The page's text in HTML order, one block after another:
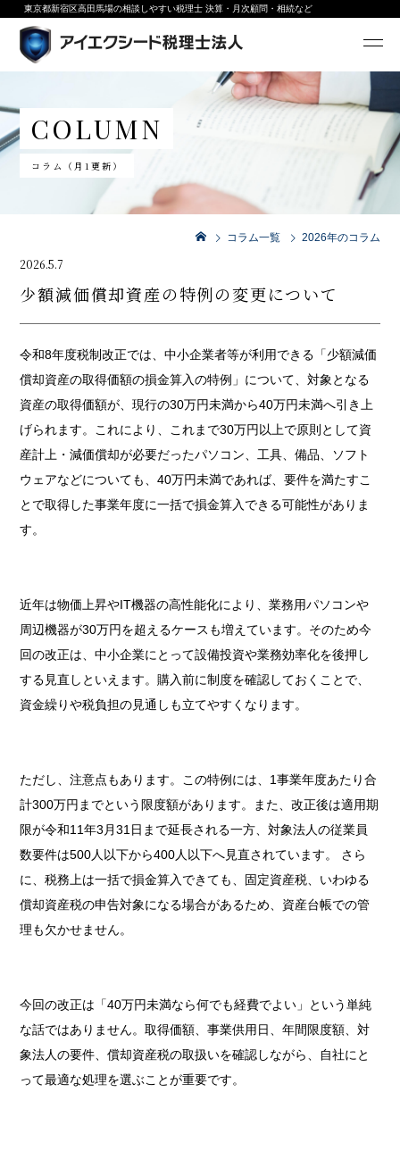
東京都新宿区高田馬場の相談しやすい税理士 決算・月次顧問・相続など
COLUMN
コラム（月1更新）
コラム一覧 2026年のコラム
2026.5.7
少額減価償却資産の特例の変更について
令和8年度税制改正では、中小企業者等が利用できる「少額減価
償却資産の取得価額の損金算入の特例」について、対象となる
資産の取得価額が、現行の30万円未満から40万円未満へ引き上
げられます。これにより、これまで30万円以上で原則として資
産計上・減価償却が必要だったパソコン、工具、備品、ソフト
ウェアなどについても、40万円未満であれば、要件を満たすこ
とで取得した事業年度に一括で損金算入できる可能性がありま
す。
近年は物価上昇やIT機器の高性能化により、業務用パソコンや
周辺機器が30万円を超えるケースも増えています。そのため今
回の改正は、中小企業にとって設備投資や業務効率化を後押し
する見直しといえます。購入前に制度を確認しておくことで、
資金繰りや税負担の見通しも立てやすくなります。
ただし、注意点もあります。この特例には、1事業年度あたり合
計300万円までという限度額があります。また、改正後は適用期
限が令和11年3月31日まで延長される一方、対象法人の従業員
数要件は500人以下から400人以下へ見直されています。 さら
に、税務上は一括で損金算入できても、固定資産税、いわゆる
償却資産税の申告対象になる場合があるため、資産台帳での管
理も欠かせません。
今回の改正は「40万円未満なら何でも経費でよい」という単純
な話ではありません。取得価額、事業供用日、年間限度額、対
象法人の要件、償却資産税の取扱いを確認しながら、自社にと
って最適な処理を選ぶことが重要です。